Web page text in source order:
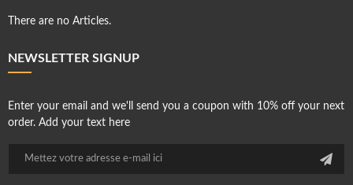
There are no Articles.
NEWSLETTER SIGNUP
Enter your email and we'll send you a coupon with 10% off your next
order. Add your text here